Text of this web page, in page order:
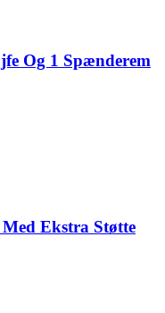
Og 1 Spænderem
Ekstra Støtte